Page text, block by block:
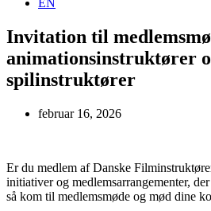
EN
Invitation til
animationsinstruktører
spilinstruktører
februar 16, 2026
Er du medlem af Danske
initiativer og medlemsarrangementer,
så kom til medlemsmøde og mød dine